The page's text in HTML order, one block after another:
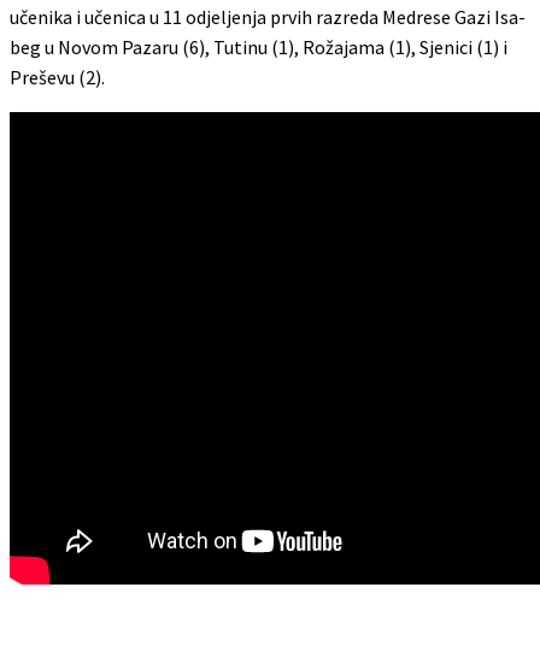
učenika i učenica u 11 odjeljenja prvih razreda Medrese Gazi Isa-
beg u Novom Pazaru (6), Tutinu (1), Rožajama (1), Sjenici (1) i
Preševu (2).